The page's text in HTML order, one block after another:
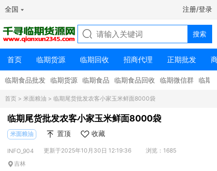
全国 注册/登录
首页 临期货源 临期回收 招商代理 正期批发
临期食品批发 临期货源 临期食品 临期食品回收 临期微信群 临期
首页 > 米面粮油 > 临期尾货批发农客小家玉米鲜面8000袋
临期尾货批发农客小家玉米鲜面8000袋
米面粮油 置顶 收藏
INFO_904 更新于2025年10月30日 12:19:36
浏览：1685
吉林